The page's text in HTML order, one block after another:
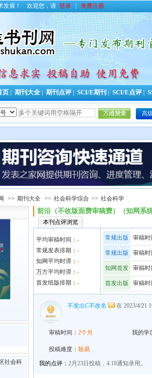
发展！ 欢迎您，请 登录 免费注册
页 期刊大全 期刊点评 SCI/E期刊 SCI/E点评
高
>> 期刊大全 >> 社会科学综合 >> 社会科学
社会科
前沿（不收版面费审稿费）（知网系
本刊点评浏览
平均审稿时间： -
常规发表排期： -
知网平均时滞： -
万方平均时滞： -
首发纸版排期： -
常规出版 审稿时
常规出版 审稿时
知网首发 审稿时
首发出版 审稿时
不发出C不改名 在 2023/4/21
审稿时间： 2个月 我的学
投稿难度： 较易
我的点评： 2月23日投稿，4.18通知录用。